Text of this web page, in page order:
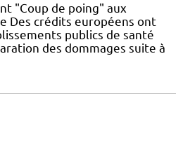
"Coup de poing" aux
Des crédits européens ont
publics de santé
des dommages suite à